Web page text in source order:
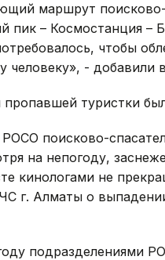
маршрут
пик – Космостанция
чтобы
человеку», - добавили
туристки
поисково-
на непогоду,
кинологами не
г. Алматы о
подразделениями